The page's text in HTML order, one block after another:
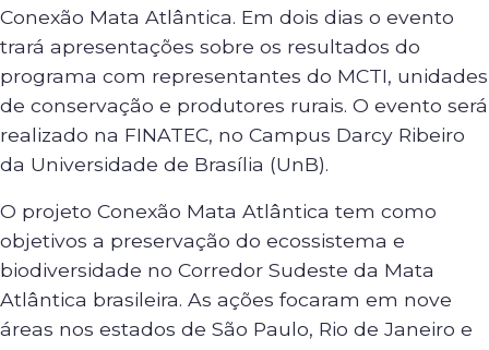
Conexão Mata Atlântica. Em dois dias o evento
trará apresentações sobre os resultados do
programa com representantes do MCTI, unidades
de conservação e produtores rurais. O evento será
realizado na FINATEC, no Campus Darcy Ribeiro
da Universidade de Brasília (UnB).
O projeto Conexão Mata Atlântica tem como
objetivos a preservação do ecossistema e
biodiversidade no Corredor Sudeste da Mata
Atlântica brasileira. As ações focaram em nove
áreas nos estados de São Paulo, Rio de Janeiro e